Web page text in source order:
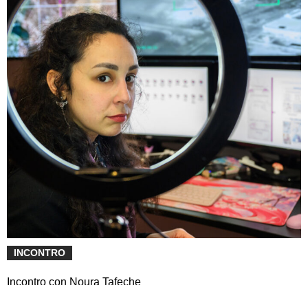
INCONTRO
Incontro con Noura Tafeche